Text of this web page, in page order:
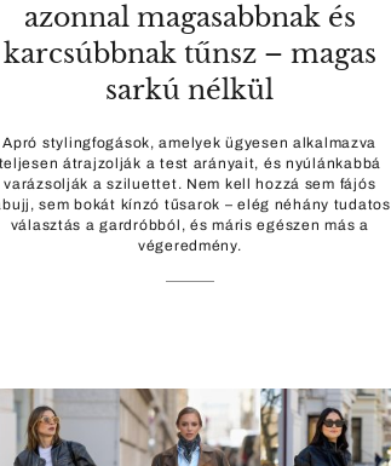
azonnal magasabbnak és
karcsúbbnak tűnsz – magas
sarkú nélkül
Apró stylingfogások, amelyek ügyesen alkalmazva
teljesen átrajzolják a test arányait, és nyúlánkabbá
varázsolják a sziluettet. Nem kell hozzá sem fájós
sem bokát kínzó tűsarok – elég néhány tudatos
választás a gardróbból, és máris egészen más a
végeredmény.